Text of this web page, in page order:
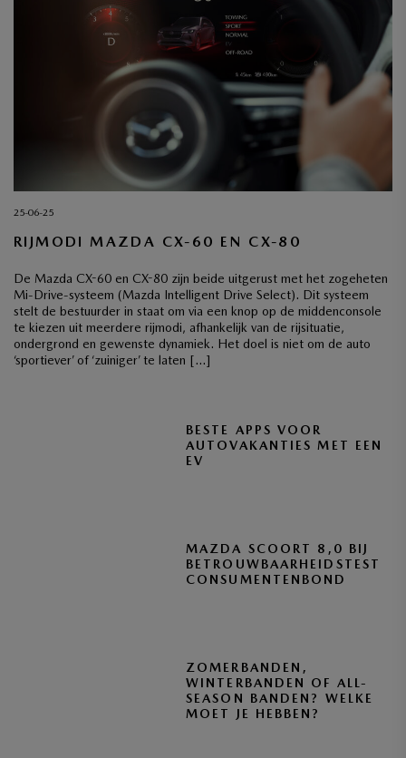
25-06-25
RIJMODI MAZDA CX-60 EN CX-80
De Mazda CX-60 en CX-80 zijn beide uitgerust met het zogeheten
Mi-Drive-systeem (Mazda Intelligent Drive Select). Dit systeem
stelt de bestuurder in staat om via een knop op de middenconsole
te kiezen uit meerdere rijmodi, afhankelijk van de rijsituatie,
ondergrond en gewenste dynamiek. Het doel is niet om de auto
‘sportiever’ of ‘zuiniger’ te laten […]
BESTE APPS VOOR
AUTOVAKANTIES MET EEN
EV
MAZDA SCOORT 8,0 BIJ
BETROUWBAARHEIDSTEST
CONSUMENTENBOND
ZOMERBANDEN,
WINTERBANDEN OF ALL-
SEASON BANDEN? WELKE
MOET JE HEBBEN?